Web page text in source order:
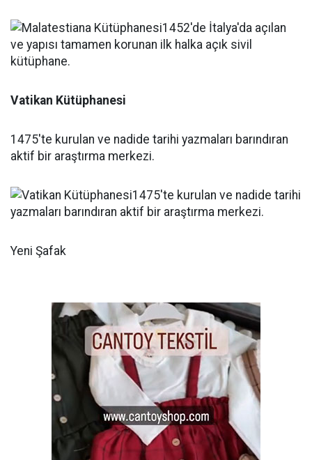
Vatikan Kütüphanesi
1475'te kurulan ve nadide tarihi yazmaları barındıran
aktif bir araştırma merkezi.
Yeni Şafak